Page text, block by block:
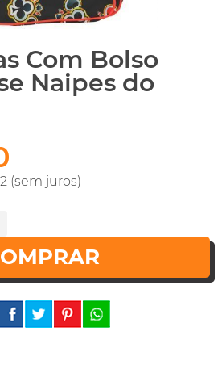
Com Bolso
Naipes do
(sem juros)